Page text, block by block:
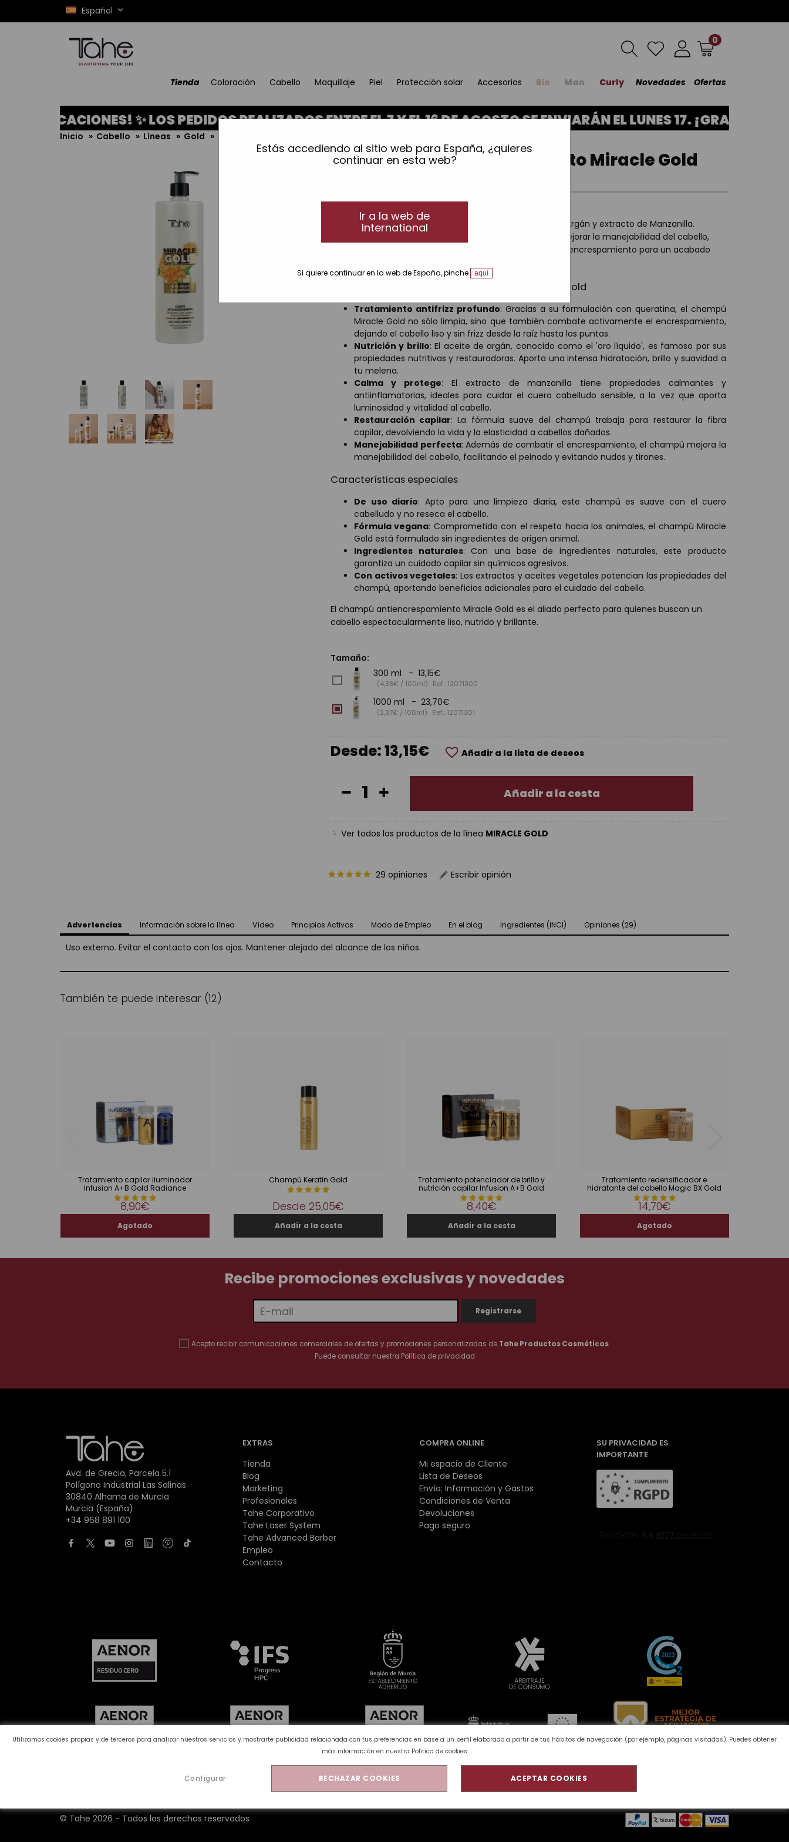
Utilizamos cookies propias y de terceros para analizar nuestros servicios y mostrarte publicidad relacionada con tus preferencias en base a un perfil elaborado a partir de tus hábitos de navegación (por ejemplo, páginas visitadas). Puedes obtener
más información en nuestra Política de cookies
Configurar RECHAZAR COOKIES ACEPTAR COOKIES
Estás accediendo al sitio web para España, ¿quieres
continuar en esta web?
Ir a la web de
International
Si quiere continuar en la web de España, pinche aquí
Español
0
Tienda Coloración Cabello Maquillaje Piel Protección solar Accesorios Bio Man Curly Novedades Ofertas
✨ LOS PEDIDOS REALIZADOS ENTRE EL 7 Y EL 16 DE AGOSTO SE ENVIARÁN EL LUNES 17. ¡GRACIAS POR
Inicio » Cabello » Líneas » Gold »
Champú antiencrespamiento Miracle Gold
Champú antifrizz con queratina
Champú antiencrespamiento
con Queratina, aceite de Argán y extracto de Manzanilla.
Fórmula suave, diseñada para restaurar la fibra capilar, mejorar la manejabilidad del cabello,
proporcionando luminosidad y suavidad. Control total del encrespamiento para un acabado
Beneficios Champú antiencrespamiento Miracle Gold
Tratamiento antifrizz profundo: Gracias a su formulación con queratina, el champú
Miracle Gold no sólo limpia, sino que también combate activamente el encrespamiento,
dejando el cabello liso y sin frizz desde la raíz hasta las puntas.
Nutrición y brillo: El aceite de argán, conocido como el 'oro líquido', es famoso por sus
propiedades nutritivas y restauradoras. Aporta una intensa hidratación, brillo y suavidad a
tu melena.
Calma y protege: El extracto de manzanilla tiene propiedades calmantes y
antiinflamatorias, ideales para cuidar el cuero cabelludo sensible, a la vez que aporta
luminosidad y vitalidad al cabello.
Restauración capilar: La fórmula suave del champú trabaja para restaurar la fibra
capilar, devolviendo la vida y la elasticidad a cabellos dañados.
Manejabilidad perfecta: Además de combatir el encrespamiento, el champú mejora la
manejabilidad del cabello, facilitando el peinado y evitando nudos y tirones.
Características especiales
De uso diario: Apto para una limpieza diaria, este champú es suave con el cuero
cabelludo y no reseca el cabello.
Fórmula vegana: Comprometido con el respeto hacia los animales, el champú Miracle
Gold está formulado sin ingredientes de origen animal.
Ingredientes naturales: Con una base de ingredientes naturales, este producto
garantiza un cuidado capilar sin químicos agresivos.
Con activos vegetales: Los extractos y aceites vegetales potencian las propiedades del
champú, aportando beneficios adicionales para el cuidado del cabello.
El champú antiencrespamiento Miracle Gold es el aliado perfecto para quienes buscan un
cabello espectacularmente liso, nutrido y brillante.
Tamaño:
300 ml - 13,15€
(4,38€ / 100ml) Ref.: 12071300
1000 ml - 23,70€
(2,37€ / 100ml) Ref.: 12071301
Desde:13,15€ Añadir a la lista de deseos
Añadir a la cesta
Ver todos los productos de la línea MIRACLE GOLD
29 opiniones Escribir opinión
Advertencias Información sobre la línea Vídeo Principios Activos Modo de Empleo En el blog Ingredientes (INCI) Opiniones (29)
Uso externo. Evitar el contacto con los ojos. Mantener alejado del alcance de los niños.
También te puede interesar (12)
Tratamiento capilar iluminador
Infusion A+B Gold Radiance
8,90€
Champú Keratin Gold
Desde 25,05€
Tratamiento potenciador de brillo y
nutrición capilar Infusion A+B Gold
8,40€
Tratamiento redensificador e
hidratante del cabello Magic BX Gold
14,70€
Recibe promociones exclusivas y novedades
Acepto recibir comunicaciones comerciales de ofertas y promociones personalizadas de Tahe Productos Cosméticos.
Puede consultar nuestra Política de privacidad
Avd. de Grecia, Parcela 5.1
Polígono Industrial Las Salinas
30840 Alhama de Murcia
Murcia (España)
+34 968 891 100
EXTRAS
Tienda
Blog
Marketing
Profesionales
Tahe Corporativo
Tahe Laser System
Tahe Advanced Barber
Empleo
Contacto
COMPRA ONLINE
Mi espacio de Cliente
Lista de Deseos
Envío: Información y Gastos
Condiciones de Venta
Devoluciones
Pago seguro
SU PRIVACIDAD ES
IMPORTANTE
Política de Cookies Política de Privacidad Aviso Legal Preguntas frecuentes Calidad y Medioambiente
© Tahe 2026 - Todos los derechos reservados